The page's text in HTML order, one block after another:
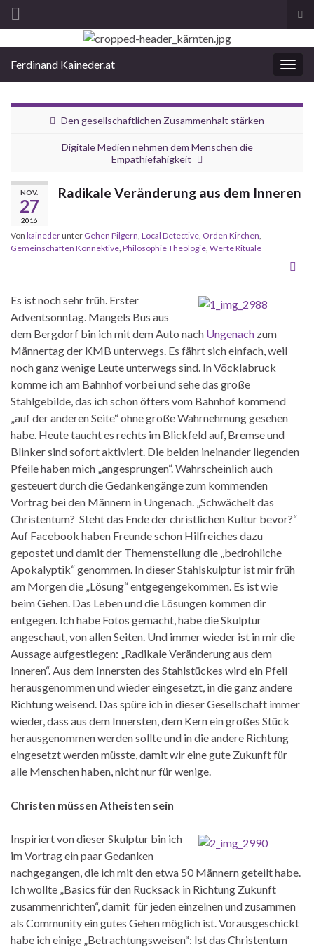
Search for:
Ferdinand Kaineder.at
Den gesellschaftlichen Zusammenhalt stärken
Digitale Medien nehmen dem Menschen die
Empathiefähigkeit
NOV.
27
2016
Radikale Veränderung aus dem Inneren
Von kainederunter Gehen Pilgern Local Detective Orden Kirchen
Gemeinschaften Konnektive Philosophie Theologie Werte Rituale
Es ist noch sehr früh. Erster
Adventsonntag. Mangels Bus aus
dem Bergdorf bin ich mit dem Auto nach Ungenach zum
Männertag der KMB unterwegs. Es fährt sich einfach, weil
noch ganz wenige Leute unterwegs sind. In Vöcklabruck
komme ich am Bahnhof vorbei und sehe das große
Stahlgebilde, das ich schon öfters vom Bahnhof kommend
„auf der anderen Seite“ ohne große Wahrnehmung gesehen
habe. Heute taucht es rechts im Blickfeld auf, Bremse und
Blinker sind sofort aktiviert. Die beiden ineinander liegenden
Pfeile haben mich „angesprungen“. Wahrscheinlich auch
gesteuert durch die Gedankengänge zum kommenden
Vortrag bei den Männern in Ungenach. „Schwächelt das
Christentum? Steht das Ende der christlichen Kultur bevor?“
Auf Facebook haben Freunde schon Hilfreiches dazu
gepostet und damit der Themenstellung die „bedrohliche
Apokalyptik“ genommen. In dieser Stahlskulptur ist mir früh
am Morgen die „Lösung“ entgegengekommen. Es ist wie
beim Gehen. Das Leben und die Lösungen kommen dir
entgegen. Ich habe Fotos gemacht, habe die Skulptur
angeschaut, von allen Seiten. Und immer wieder ist in mir die
Aussage aufgestiegen: „Radikale Veränderung aus dem
Inneren“. Aus dem Innersten des Stahlstückes wird ein Pfeil
herausgenommen und wieder eingesetzt, in die ganz andere
Richtung weisend. Das spüre ich in dieser Gesellschaft immer
wieder, dass aus dem Innersten, dem Kern ein großes Stück
herausgenommen werden sollte und in die andere Richtung
eingesetzt werden müsste, damit wir eine gute Zukunft für
alle Menschen haben, nicht nur für wenige.
Christen müssen Atheisten sein
Inspiriert von dieser Skulptur bin ich
im Vortrag ein paar Gedanken
nachgegangen, die ich mit den etwa 50 Männern geteilt habe.
Ich wollte „Basics für den Rucksack in Richtung Zukunft
zusammenrichten“, damit für jeden einzelnen und zusammen
als Community ein gutes Gehen möglich ist. Vorausgeschickt
habe ich einige „Betrachtungsweisen“: Ist das Christentum